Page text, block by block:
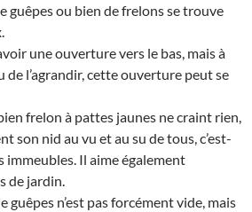
guêpes ou bien de frelons se trouve
une ouverture vers le bas, mais à
de l’agrandir, cette ouverture peut se
frelon à pattes jaunes ne craint rien,
son nid au vu et au su de tous, c’est-
immeubles. Il aime également
de jardin.
guêpes n’est pas forcément vide, mais